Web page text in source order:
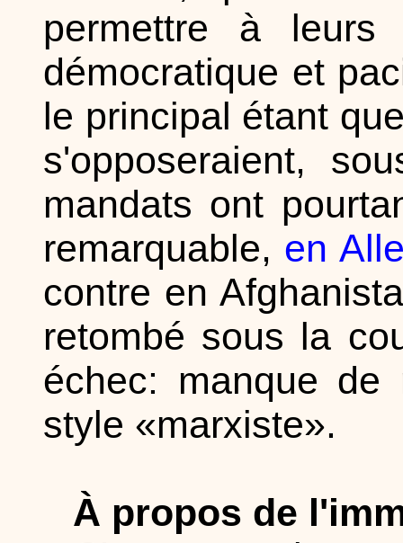
permettre à leurs
démocratique et
le principal étant
s'opposeraient,
mandats ont
remarquable, en
contre en
retombé sous la
échec: manque de
style «marxiste».
À propos de